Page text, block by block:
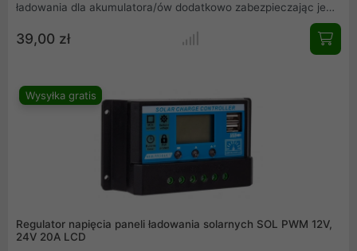
ładowania dla akumulatora/ów dodatkowo zabezpieczając je
Regulatory solarne SOL PWM można używać do instalacji z
39,00 zł
Wysyłka gratis
Regulator napięcia paneli ładowania solarnych SOL PWM 12V,
24V 20A LCD